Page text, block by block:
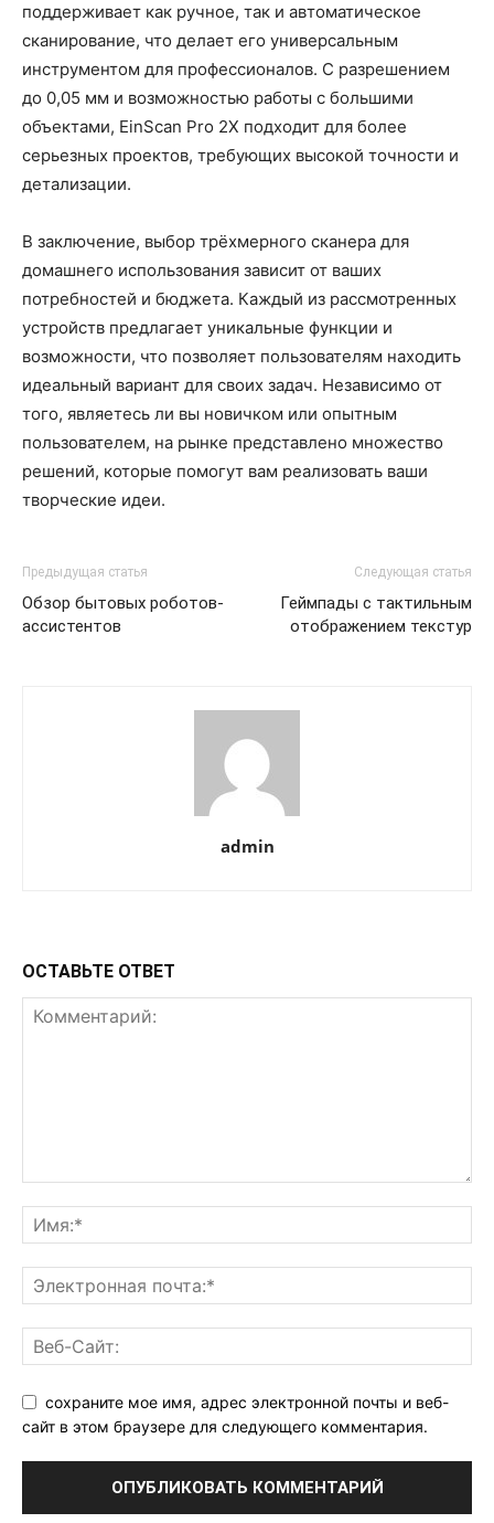
поддерживает как ручное, так и автоматическое
сканирование, что делает его универсальным
инструментом для профессионалов. С разрешением
до 0,05 мм и возможностью работы с большими
объектами, EinScan Pro 2X подходит для более
серьезных проектов, требующих высокой точности и
детализации.
В заключение, выбор трёхмерного сканера для
домашнего использования зависит от ваших
потребностей и бюджета. Каждый из рассмотренных
устройств предлагает уникальные функции и
возможности, что позволяет пользователям находить
идеальный вариант для своих задач. Независимо от
того, являетесь ли вы новичком или опытным
пользователем, на рынке представлено множество
решений, которые помогут вам реализовать ваши
творческие идеи.
Предыдущая статья
Обзор бытовых роботов-
ассистентов
Следующая статья
Геймпады с тактильным
отображением текстур
admin
ОСТАВЬТЕ ОТВЕТ
сохраните мое имя, адрес электронной почты и веб-
сайт в этом браузере для следующего комментария.